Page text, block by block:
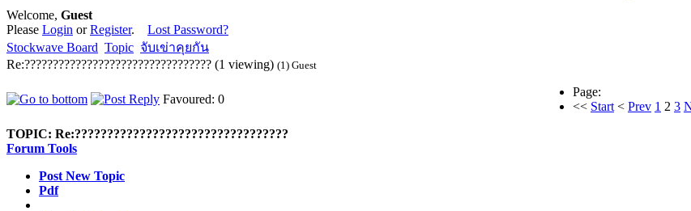
Welcome, Guest
Please Login orRegister. Lost Password?
Stockwave Board Topic จับเข่าคุยกัน
Re:????????????????????????????????? (1 viewing) (1) Guest
Favoured: 0
Page:
<< Start < Prev 1 2 3
TOPIC: Re:?????????????????????????????????
Forum Tools
Post New Topic
Pdf